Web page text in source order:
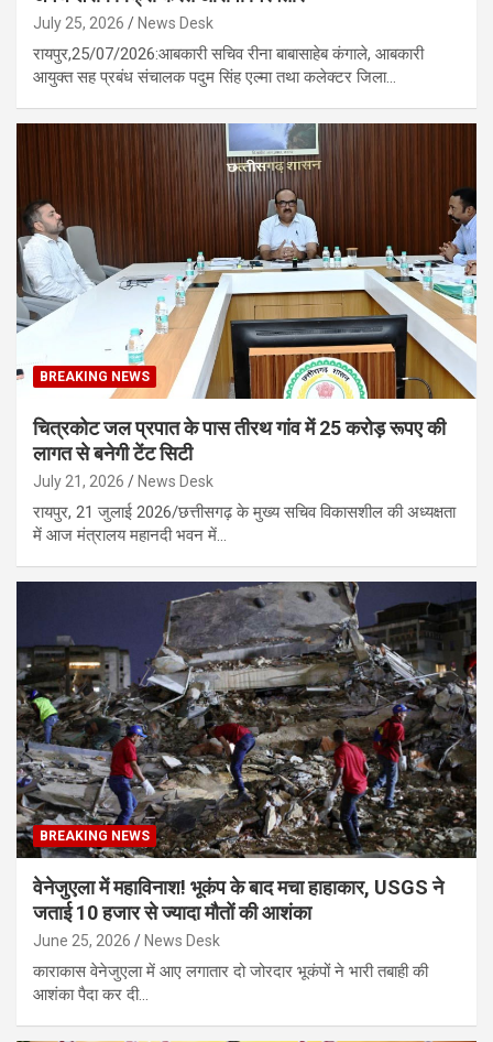
July 25, 2026 News Desk
रायपुर,25/07/2026:आबकारी सचिव रीना बाबासाहेब कंगाले, आबकारी
आयुक्त सह प्रबंध संचालक पदुम सिंह एल्मा तथा कलेक्टर जिला…
BREAKING NEWS
चित्रकोट जल प्रपात के पास तीरथ गांव में 25 करोड़ रूपए की
लागत से बनेगी टेंट सिटी
July 21, 2026 News Desk
रायपुर, 21 जुलाई 2026/छत्तीसगढ़ के मुख्य सचिव विकासशील की अध्यक्षता
में आज मंत्रालय महानदी भवन में…
BREAKING NEWS
वेनेजुएला में महाविनाश! भूकंप के बाद मचा हाहाकार, USGS ने
जताई 10 हजार से ज्यादा मौतों की आशंका
June 25, 2026 News Desk
काराकास वेनेजुएला में आए लगातार दो जोरदार भूकंपों ने भारी तबाही की
आशंका पैदा कर दी…